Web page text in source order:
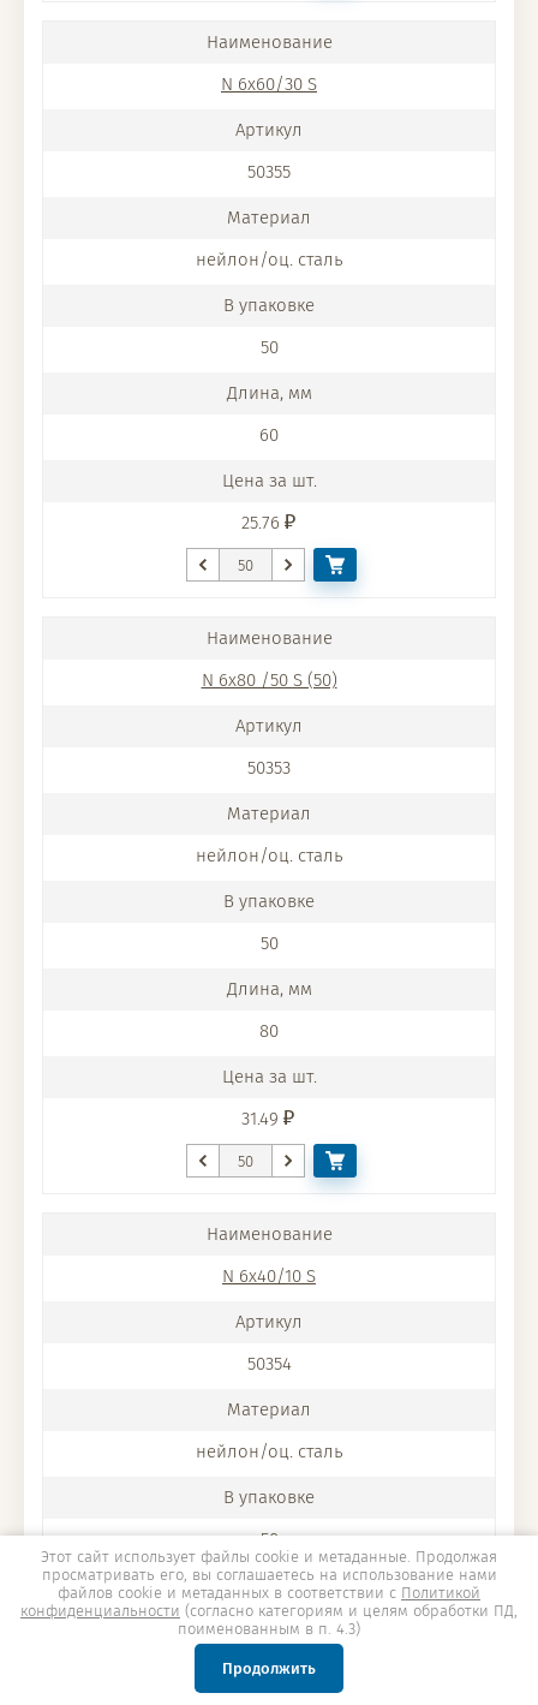
N 6x60/30 S
50355
нейлон/оц. сталь
50
60
25.76
N 6x80 /50 S (50)
50353
нейлон/оц. сталь
50
80
31.49
N 6x40/10 S
50354
нейлон/оц. сталь
50
40
Этот сайт использует файлы cookie и метаданные. Продолжая
просматривать его, вы соглашаетесь на использование нами
файлов cookie и метаданных в соответствии с Политикой
конфиденциальности (согласно категориям и целям обработки ПД,
поименованным в п. 4.3)
Продолжить